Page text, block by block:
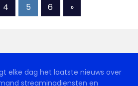
4 5 6
Volgende
berichten
»
elke dag het laatste nieuws over
streamingdiensten en